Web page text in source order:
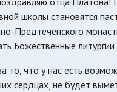
школы становятся
Предтеченского
Божественные
то, что у нас есть
сердцах, не будет